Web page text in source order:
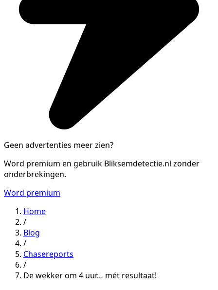
Geen advertenties meer zien?
Word premium en gebruik Bliksemdetectie.nl zonder
onderbrekingen.
Word premium
Home
/
Blog
/
Chasereports
/
De wekker om 4 uur… mét resultaat!